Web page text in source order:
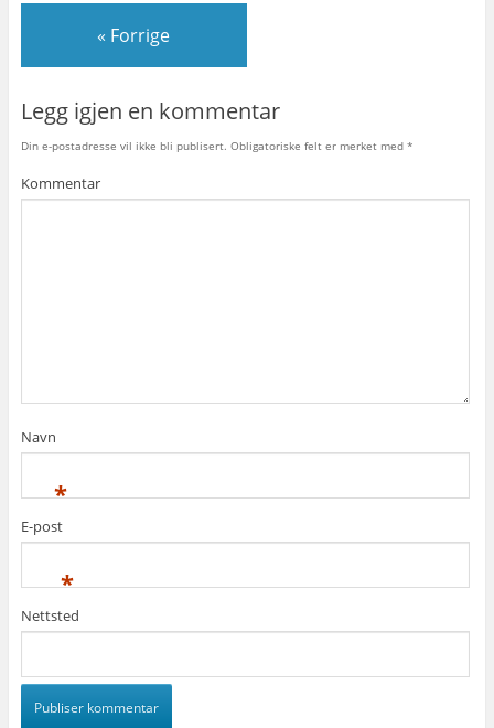
« Forrige
Legg igjen en kommentar
Din e-postadresse vil ikke bli publisert. Obligatoriske felt er merket med *
Kommentar
Navn
*
E-post
*
Nettsted